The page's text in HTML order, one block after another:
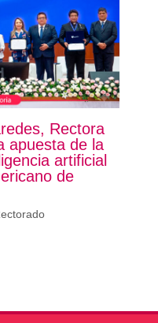
Rectora
apuesta de la
artificial
de